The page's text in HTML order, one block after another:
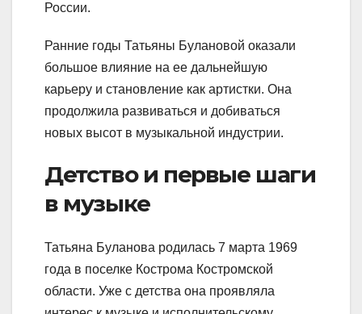
России.
Ранние годы Татьяны Булановой оказали
большое влияние на ее дальнейшую
карьеру и становление как артистки. Она
продолжила развиваться и добиваться
новых высот в музыкальной индустрии.
Детство и первые шаги
в музыке
Татьяна Буланова родилась 7 марта 1969
года в поселке Кострома Костромской
области. Уже с детства она проявляла